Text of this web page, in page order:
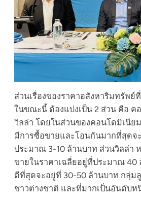
ส่วนเรื่องของราคาอสังหาริมทรัพ
ในขณะนี้ ต้องแบ่งเป็น 2 ส่วน คือ ค
วิลล่า โดยในส่วนของคอนโดมิเนีย
มีการซื้อขายและโอนกันมากที่สุดจ
ประมาณ 3-10 ล้านบาท ส่วนวิลล่า
ขายในราคาเฉลี่ยอยู่ที่ประมาณ 40
ดีที่สุดจะอยู่ที่ 30-50 ล้านบาท กลุ่ม
ชาวต่างชาติ และที่มากเป็นอันดับห